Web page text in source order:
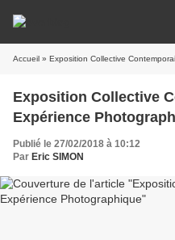
Accueil » Exposition Collective
Exposition Collective
Expérience
Publié le 27/02/2018 à 10:12
Par Eric SIMON